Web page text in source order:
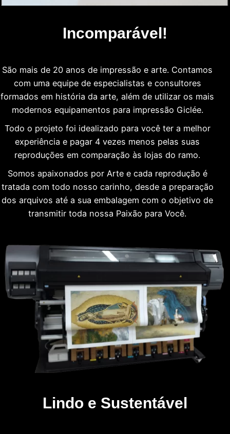
Incomparável!
São mais de 20 anos de impressão e arte. Contamos
com uma equipe de especialistas e consultores
formados em história da arte, além de utilizar os mais
modernos equipamentos para impressão Giclée.
Todo o projeto foi idealizado para você ter a melhor
experiência e pagar 4 vezes menos pelas suas
reproduções em comparação às lojas do ramo.
Somos apaixonados por Arte e cada reprodução é
tratada com todo nosso carinho, desde a preparação
dos arquivos até a sua embalagem com o objetivo de
transmitir toda nossa Paixão para Você.
Lindo e Sustentável